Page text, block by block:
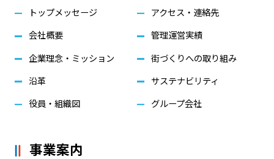
トップメッセージ
会社概要
企業理念・ミッション
沿革
役員・組織図
アクセス・連絡先
管理運営実績
街づくりへの取り組み
サステナビリティ
グループ会社
事業案内